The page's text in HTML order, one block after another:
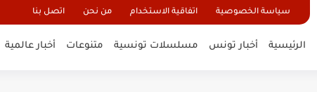
سياسة الخصوصية اتفاقية الاستخدام من نحن اتصل بنا
الرئيسية أخبار تونس مسلسلات تونسية متنوعات أخبار عالمية